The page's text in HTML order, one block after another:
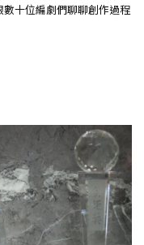
十位編劇們聊聊創作過程